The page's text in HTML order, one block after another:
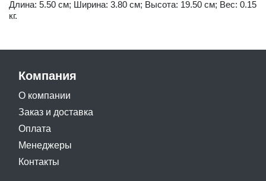
Длина: 5.50 см; Ширина: 3.80 см; Высота: 19.50 см; Вес: 0.15
кг.
Компания
О компании
Заказ и доставка
Оплата
Менеджеры
Контакты